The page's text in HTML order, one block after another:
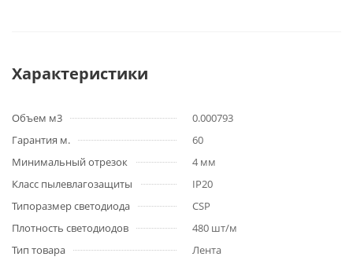
Характеристики
Объем м3
0.000793
Гарантия м.
60
Минимальный отрезок
4 мм
Класс пылевлагозащиты
IP20
Типоразмер светодиода
CSP
Плотность светодиодов
480 шт/м
Тип товара
Лента